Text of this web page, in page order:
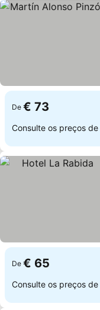
De € 73
Consulte os preços de
De € 65
Consulte os preços de